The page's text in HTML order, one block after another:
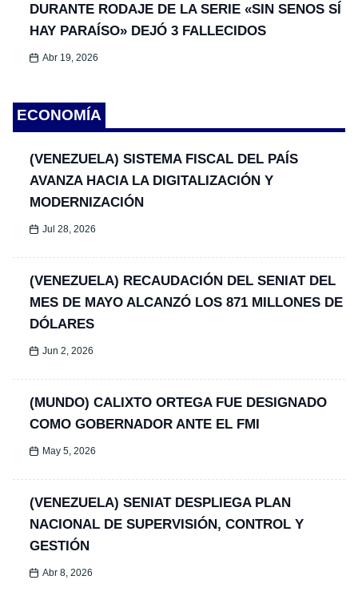
DURANTE RODAJE DE LA SERIE «SIN SENOS SÍ
HAY PARAÍSO» DEJÓ 3 FALLECIDOS
Abr 19, 2026
ECONOMÍA
(VENEZUELA) SISTEMA FISCAL DEL PAÍS
AVANZA HACIA LA DIGITALIZACIÓN Y
MODERNIZACIÓN
Jul 28, 2026
(VENEZUELA) RECAUDACIÓN DEL SENIAT DEL
MES DE MAYO ALCANZÓ LOS 871 MILLONES DE
DÓLARES
Jun 2, 2026
(MUNDO) CALIXTO ORTEGA FUE DESIGNADO
COMO GOBERNADOR ANTE EL FMI
May 5, 2026
(VENEZUELA) SENIAT DESPLIEGA PLAN
NACIONAL DE SUPERVISIÓN, CONTROL Y
GESTIÓN
Abr 8, 2026